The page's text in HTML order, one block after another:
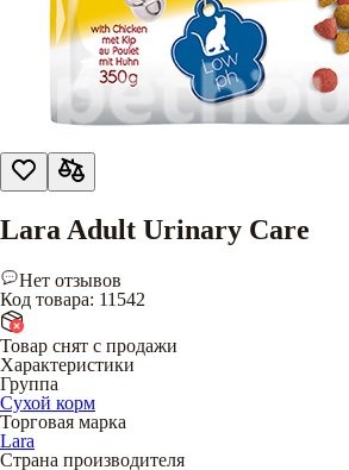
Lara Adult Urinary Care
Нет отзывов
Код товара: 11542
Товар снят с продажи
Характеристики
Группа
Сухой корм
Торговая марка
Lara
Страна производителя